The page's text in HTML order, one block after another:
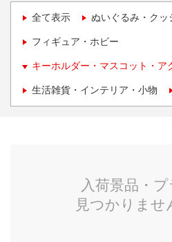
全て表示 ぬいぐるみ・クッ
フィギュア・ホビー
キーホルダー・マスコット・ア
生活雑貨・インテリア・小物